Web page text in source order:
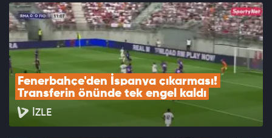
Fenerbahçe'den İspanya çıkarması!
Transferin önünde tek engel kaldı
İZLE